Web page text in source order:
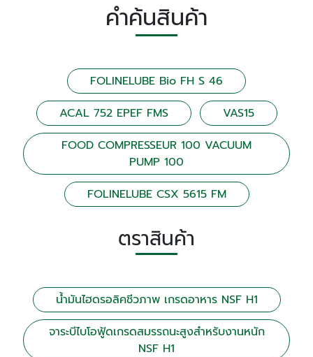
คำค้นสินค้า
FOLINELUBE Bio FH S 46
ACAL 752 EPEF FMS
VAS15
FOOD COMPRESSEUR 100 VACUUM
PUMP 100
FOLINELUBE CSX 5615 FM
ตราสินค้า
น้ำมันไฮดรอลิคชีวภาพ เกรดอาหาร NSF H1
จาระบีไบโอฟู้ดเกรดสมรรถนะสูงสำหรับงานหนัก
NSF H1